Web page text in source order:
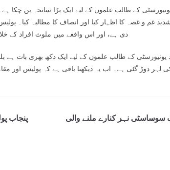
یونیورسٹی کے طالب علموں کے لیے ایک بڑا سانحہ بن چکا
غم و غصہ کا اظہار کیا اور انصاف کا مطالبہ کیا۔
دی ہے، اور اس واقعے میں ملوث افراد کے
یونیورسٹی کے طالب علموں کے لیے ایک دکھ بھری بات ہے
لہر دوڑ گئی ہے۔ اب یہ دیکھنا باقی ہے کہ پولیس اور
پنجاب
سوساسٹی نہر کنارے ملنے والی